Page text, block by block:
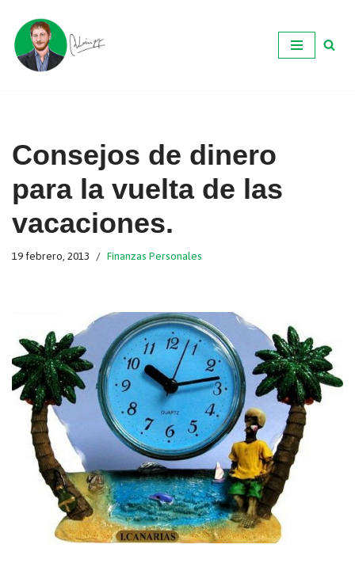
Ir
al
Consejos de dinero
para la vuelta de las
vacaciones.
19 febrero, 2013 Finanzas Personales